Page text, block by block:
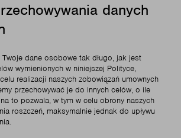
danych
Twoje dane osobowe tak długo, jak jest
wymienionych w niniejszej Polityce,
realizacji naszych zobowiązań umownych
przechowywać je do innych celów, o ile
to pozwala, w tym w celu obrony naszych
roszczeń, maksymalnie jednak do upływu